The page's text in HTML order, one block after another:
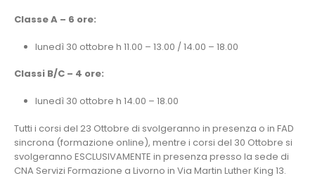
Classe A – 6 ore:
lunedì 30 ottobre h 11.00 – 13.00 / 14.00 – 18.00
Classi B/C – 4 ore:
lunedì 30 ottobre h 14.00 – 18.00
Tutti i corsi del 23 Ottobre di svolgeranno in presenza o in FAD
sincrona (formazione online), mentre i corsi del 30 Ottobre si
svolgeranno ESCLUSIVAMENTE in presenza presso la sede di
CNA Servizi Formazione a Livorno in Via Martin Luther King 13.